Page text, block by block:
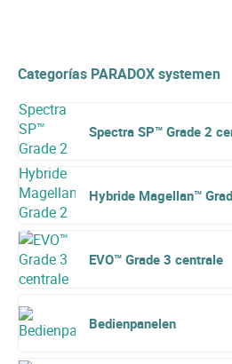
Categorías PARADOX systemen
Spectra SP™ Grade 2
Hybride Magellan™
EVO™ Grade 3 centrale
Bedienpanelen